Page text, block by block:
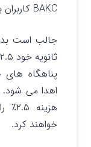
BAKC کاربران باید هزینه پرداخت می‌کردند.
اهدا می
خواهند کرد.